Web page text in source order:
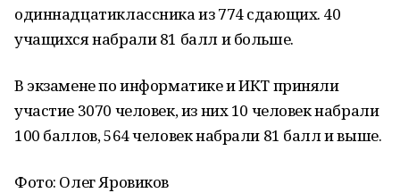
одиннадцатиклассника из 774 сдающих. 40
учащихся набрали 81 балл и больше.
В экзамене по информатике и ИКТ приняли
участие 3070 человек, из них 10 человек набрали
100 баллов, 564 человек набрали 81 балл и выше.
Фото: Олег Яровиков